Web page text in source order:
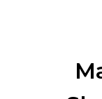
Kiełbasa
Salceson